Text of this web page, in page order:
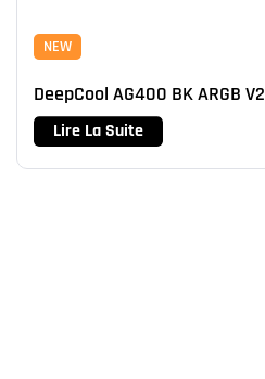
NEW
DeepCool AG400 BK ARGB V2
Lire La Suite